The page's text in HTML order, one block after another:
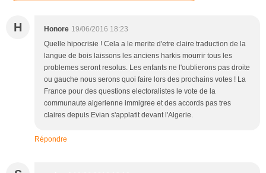
H Honore 19/06/2016 18:23
Quelle hipocrisie ! Cela a le merite d'etre claire traduction de la
langue de bois laissons les anciens harkis mourrir tous les
problemes seront resolus. Les enfants ne l'oublierons pas droite
ou gauche nous serons quoi faire lors des prochains votes ! La
France pour des questions electoralistes le vote de la
communaute algerienne immigree et des accords pas tres
claires depuis Evian s'applatit devant l'Algerie.
Répondre